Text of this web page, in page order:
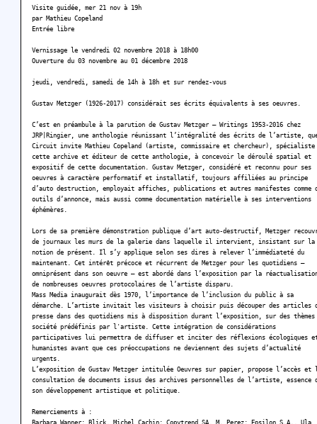
Visite guidée, mer 21 nov à 19h
par Mathieu Copeland
Entrée libre
Vernissage le vendredi 02 novembre 2018 à 18h00
Ouverture du 03 novembre au 01 décembre 2018
jeudi, vendredi, samedi de 14h à 18h et sur rendez-vous
Gustav Metzger (1926-2017) considérait ses écrits équivalents à ses oeuvres.
C’est en préambule à la parution de Gustav Metzger – Writings 1953-2016 chez
JRP|Ringier, une anthologie réunissant l’intégralité des écrits de l’artiste,
Circuit invite Mathieu Copeland (artiste, commissaire et chercheur), spécialiste
cette archive et éditeur de cette anthologie, à concevoir le déroulé spatial et
expositif de cette documentation. Gustav Metzger, considéré et reconnu pour ses
oeuvres à caractère performatif et installatif, toujours affiliées au principe
d’auto destruction, employait affiches, publications et autres manifestes comme
outils d’annonce, mais aussi comme documentation matérielle à ses interventions
éphémères.
Lors de sa première démonstration publique d’art auto-destructif, Metzger
de journaux les murs de la galerie dans laquelle il intervient, insistant sur la
notion de présent. Il s’y applique selon ses dires à relever l’immédiateté du
maintenant. Cet intérêt précoce et récurrent de Metzger pour les quotidiens –
omniprésent dans son oeuvre – est abordé dans l’exposition par la
de nombreuses oeuvres protocolaires de l’artiste disparu.
Mass Media inaugurait dès 1970, l’importance de l’inclusion du public à sa
démarche. L’artiste invitait les visiteurs à choisir puis découper des articles
presse dans des quotidiens mis à disposition durant l’exposition, sur des thèmes
société prédéfinis par l'artiste. Cette intégration de considérations
participatives lui permettra de diffuser et inciter des réflexions écologiques
humanistes avant que ces préoccupations ne deviennent des sujets d’actualité
urgents.
L’exposition de Gustav Metzger intitulée Oeuvres sur papier, propose l’accès et
consultation de documents issus des archives personnelles de l’artiste, essence
son développement artistique et politique.
Remerciements à :